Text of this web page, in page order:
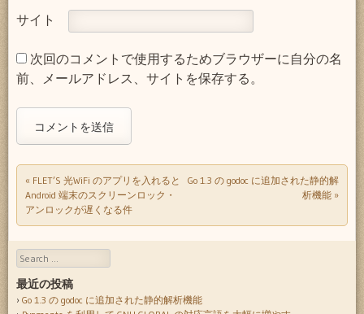
サイト
次回のコメントで使用するためブラウザーに自分の名
前、メールアドレス、サイトを保存する。
Post navigation
« FLET’S 光WiFi のアプリを入れると
Android 端末のスクリーンロック・
アンロックが遅くなる件
Go 1.3 の godoc に追加された静的解
析機能 »
Search
最近の投稿
Go 1.3 の godoc に追加された静的解析機能